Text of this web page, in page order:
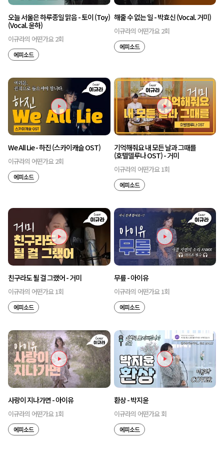
오늘 서울은 하루종일 맑음 - 토이 (Toy)
(Vocal. 윤하)
이규라의 어떤가요 2회
에피소드
해줄 수 없는 일 - 박효신 (Vocal. 거미)
이규라의 어떤가요 2회
에피소드
We All Lie - 하진 (스카이캐슬 OST)
이규라의 어떤가요 2회
에피소드
기억해줘요 내 모든 날과 그때를
(호텔델루나 OST) - 거미
이규라의 어떤가요 1회
에피소드
친구라도 될 걸 그랬어 - 거미
이규라의 어떤가요 1회
에피소드
무릎 - 아이유
이규라의 어떤가요 1회
에피소드
사랑이 지나가면 - 아이유
이규라의 어떤가요 1회
에피소드
환상 - 박지윤
이규라의 어떤가요 회
에피소드